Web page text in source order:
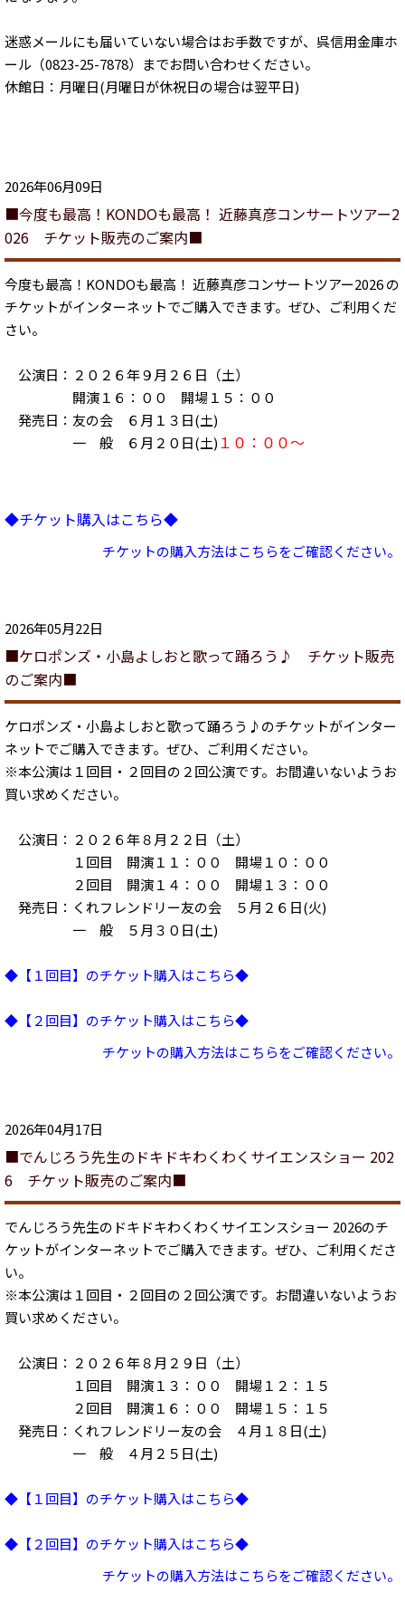
迷惑メールにも届いていない場合はお手数ですが、呉信用金庫ホ
ール（0823-25-7878）までお問い合わせください。
休館日：月曜日(月曜日が休祝日の場合は翌平日)
2026年06月09日
■今度も最高！KONDOも最高！ 近藤真彦コンサートツアー2
026 チケット販売のご案内■
今度も最高！KONDOも最高！ 近藤真彦コンサートツアー2026 の
チケットがインターネットでご購入できます。ぜひ、ご利用くだ
さい。
公演日：２０２６年９月２６日（土）
開演１６：００ 開場１５：００
発売日：友の会 ６月１３日(土)
一 般 ６月２０日(土) １０：００～
◆チケット購入はこちら◆
チケットの購入方法はこちらをご確認ください。
2026年05月22日
■ケロポンズ・小島よしおと歌って踊ろう♪ チケット販売
のご案内■
ケロポンズ・小島よしおと歌って踊ろう♪のチケットがインター
ネットでご購入できます。ぜひ、ご利用ください。
※本公演は１回目・２回目の２回公演です。お間違いないようお
買い求めください。
公演日：２０２６年８月２２日（土）
１回目 開演１１：００ 開場１０：００
２回目 開演１４：００ 開場１３：００
発売日：くれフレンドリー友の会 ５月２６日(火)
一 般 ５月３０日(土)
◆【１回目】のチケット購入はこちら◆
◆【２回目】のチケット購入はこちら◆
チケットの購入方法はこちらをご確認ください。
2026年04月17日
■でんじろう先生のドキドキわくわくサイエンスショー 202
6 チケット販売のご案内■
でんじろう先生のドキドキわくわくサイエンスショー 2026のチ
ケットがインターネットでご購入できます。ぜひ、ご利用くださ
い。
※本公演は１回目・２回目の２回公演です。お間違いないようお
買い求めください。
公演日：２０２６年８月２９日（土）
１回目 開演１３：００ 開場１２：１５
２回目 開演１６：００ 開場１５：１５
発売日：くれフレンドリー友の会 ４月１８日(土)
一 般 ４月２５日(土)
◆【１回目】のチケット購入はこちら◆
◆【２回目】のチケット購入はこちら◆
チケットの購入方法はこちらをご確認ください。